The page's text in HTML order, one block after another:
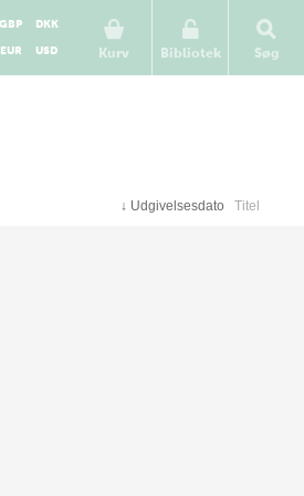
Kurv
GBP
DKK
EUR
USD Bibliotek Søg
↓ Udgivelsesdato Titel